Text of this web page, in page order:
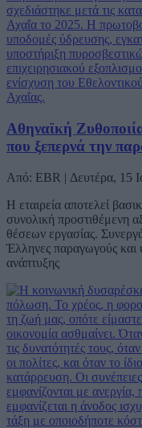
Αθηναϊκή
που ξεπερνά την
Από: EBR | Δευτέρα, 15
Η εταιρεία αποτελεί
συνολική προστιθέμενη
θέσεων εργασίας.
Έλληνες παραγωγούς και
ανάπτυξης